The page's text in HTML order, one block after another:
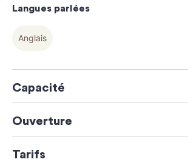
Langues parlées
Anglais
Capacité
Ouverture
Tarifs